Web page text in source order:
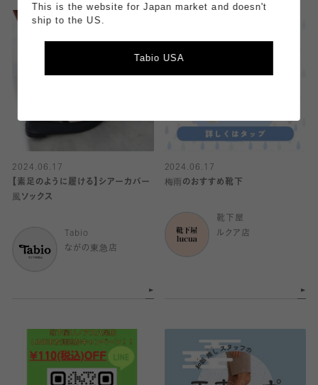
2024.06.17
【素足のように履ける】シアーカバー
風ソックス
Tabio
ながの東急店
2024.06.17
梅雨のおすすめ靴下
靴下屋
ルクア店
This is the website for Japan market and doesn't
ship to the US.
Tabio USA